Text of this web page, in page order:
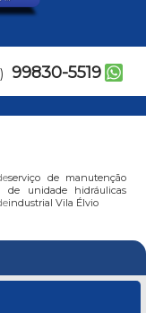
99830-5519
serviço de manutenção
de unidade hidráulicas
industrial Vila Élvio